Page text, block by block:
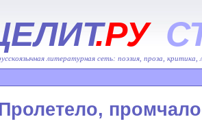
.РУ
литературная сеть: поэзия, проза, критика,